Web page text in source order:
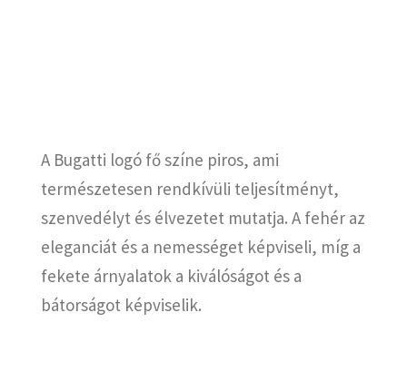
A Bugatti logó fő színe piros, ami
természetesen rendkívüli teljesítményt,
szenvedélyt és élvezetet mutatja. A fehér az
eleganciát és a nemességet képviseli, míg a
fekete árnyalatok a kiválóságot és a
bátorságot képviselik.